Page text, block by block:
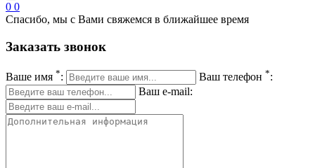
0 0
Спасибо, мы с Вами свяжемся в ближайшее время
Заказать звонок
Ваше имя *: Ваш телефон *:
Ваш e-mail: